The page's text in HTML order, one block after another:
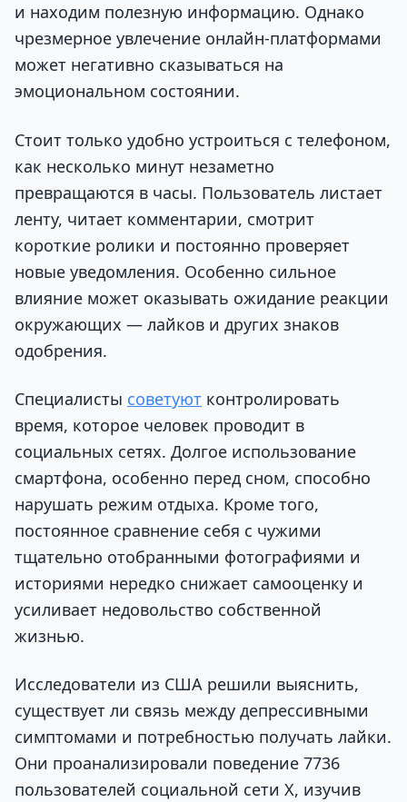
и находим полезную информацию. Однако
чрезмерное увлечение онлайн-платформами
может негативно сказываться на
эмоциональном состоянии.
Стоит только удобно устроиться с телефоном,
как несколько минут незаметно
превращаются в часы. Пользователь листает
ленту, читает комментарии, смотрит
короткие ролики и постоянно проверяет
новые уведомления. Особенно сильное
влияние может оказывать ожидание реакции
окружающих — лайков и других знаков
одобрения.
Специалисты советуют контролировать
время, которое человек проводит в
социальных сетях. Долгое использование
смартфона, особенно перед сном, способно
нарушать режим отдыха. Кроме того,
постоянное сравнение себя с чужими
тщательно отобранными фотографиями и
историями нередко снижает самооценку и
усиливает недовольство собственной
жизнью.
Исследователи из США решили выяснить,
существует ли связь между депрессивными
симптомами и потребностью получать лайки.
Они проанализировали поведение 7736
пользователей социальной сети X, изучив